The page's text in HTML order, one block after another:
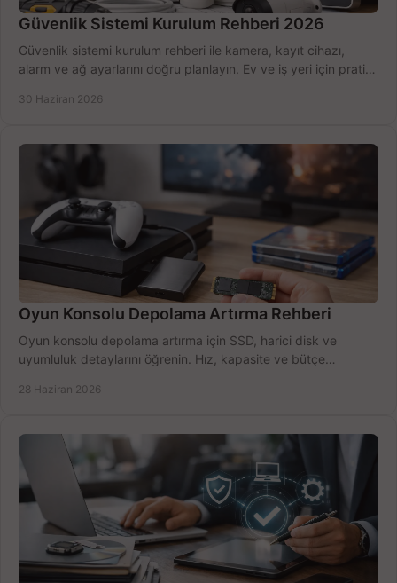
Güvenlik Sistemi Kurulum Rehberi 2026
Güvenlik sistemi kurulum rehberi ile kamera, kayıt cihazı,
alarm ve ağ ayarlarını doğru planlayın. Ev ve iş yeri için pratik
30 Haziran 2026
Oyun Konsolu Depolama Artırma Rehberi
Oyun konsolu depolama artırma için SSD, harici disk ve
uyumluluk detaylarını öğrenin. Hız, kapasite ve bütçe
28 Haziran 2026